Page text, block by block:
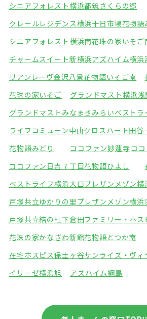
シニアフォレスト横浜都筑さくらの郷
クレールレジデンス横浜十日市場花物語
シニアフォレスト横浜南花珠の家いそご
チャームスイート新横浜アズハイム横浜
リアンレーヴ金沢八景花物語いそご南
花珠の家いそご
グランドマスト横浜浅
グランドマストみなまきみらいベストラ
ライフコミューン中山クロスハート田谷
花物語みどり
ココファン妙蓮寺コ
ココファン日吉７丁目花物語ひよし
ベストライフ横浜大口プレザンメゾン横
戸塚共立ゆかりの里 プレザンメゾン横浜
戸塚共立結の杜下倉田ファミリー・ホ
花珠の家かなざわ新館花物語とつか南
在宅ホスピス保土ヶ谷サンライズ・ヴィ
イリーゼ横浜旭
アズハイム綱島